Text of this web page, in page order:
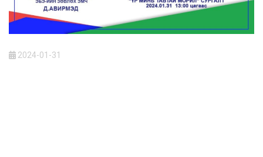
2024-01-31